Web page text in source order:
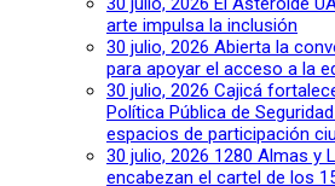
arte impulsa la inclusión
30 julio, 2026 Abierta la
para apoyar el acceso a la
30 julio, 2026 Cajicá
Política Pública de
espacios de participación
30 julio, 2026 1280 Almas y
encabezan el cartel de los